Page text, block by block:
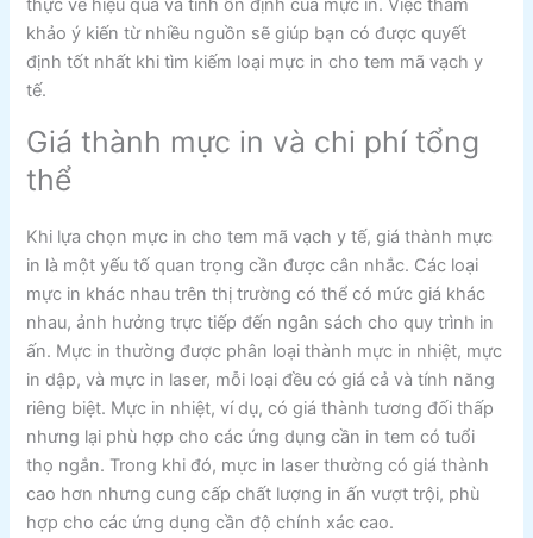
thực về hiệu quả và tính ổn định của mực in. Việc tham
khảo ý kiến từ nhiều nguồn sẽ giúp bạn có được quyết
định tốt nhất khi tìm kiếm loại mực in cho tem mã vạch y
tế.
Giá thành mực in và chi phí tổng
thể
Khi lựa chọn mực in cho tem mã vạch y tế, giá thành mực
in là một yếu tố quan trọng cần được cân nhắc. Các loại
mực in khác nhau trên thị trường có thể có mức giá khác
nhau, ảnh hưởng trực tiếp đến ngân sách cho quy trình in
ấn. Mực in thường được phân loại thành mực in nhiệt, mực
in dập, và mực in laser, mỗi loại đều có giá cả và tính năng
riêng biệt. Mực in nhiệt, ví dụ, có giá thành tương đối thấp
nhưng lại phù hợp cho các ứng dụng cần in tem có tuổi
thọ ngắn. Trong khi đó, mực in laser thường có giá thành
cao hơn nhưng cung cấp chất lượng in ấn vượt trội, phù
hợp cho các ứng dụng cần độ chính xác cao.